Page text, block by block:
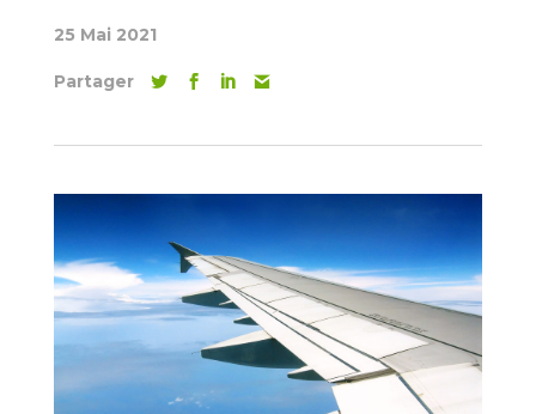
25 Mai 2021
Partager